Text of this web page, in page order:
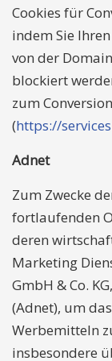
Cookies für
indem Sie
von der
blockiert
zum
(https://
Adnet
Zum Zwecke
fortlaufenden
deren
Marketing
GmbH & Co.
(Adnet), um
Werbemitteln
insbesondere